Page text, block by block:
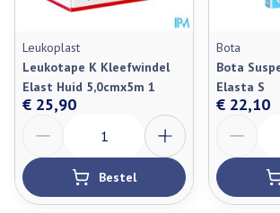
Leukoplast
Leukotape K Kleefwindel
Elast Huid 5,0cmx5m 1
€ 25,90
Bestel
Bota
Bota
Elasta S
€ 22,10